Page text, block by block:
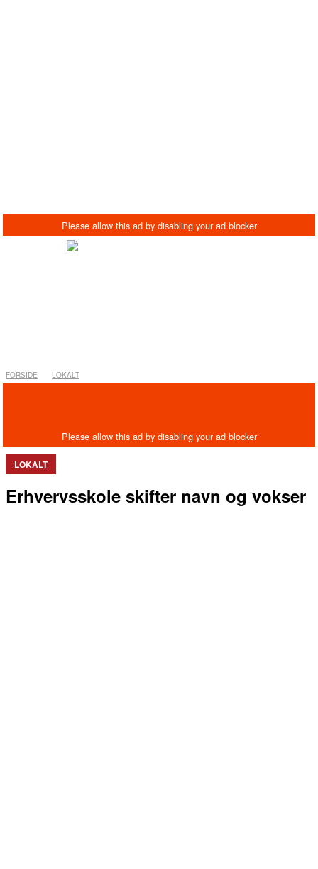
FORSIDE LOKALT
LOKALT
Erhvervsskole skifter navn og vokser